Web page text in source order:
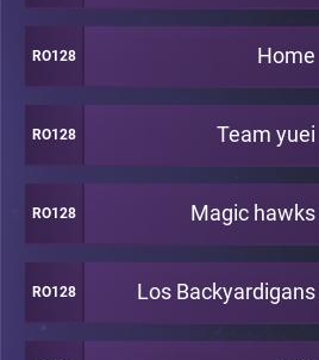
RO128 Home
RO128 Team yuei
RO128 Magic hawks
RO128 Los Backyardigans